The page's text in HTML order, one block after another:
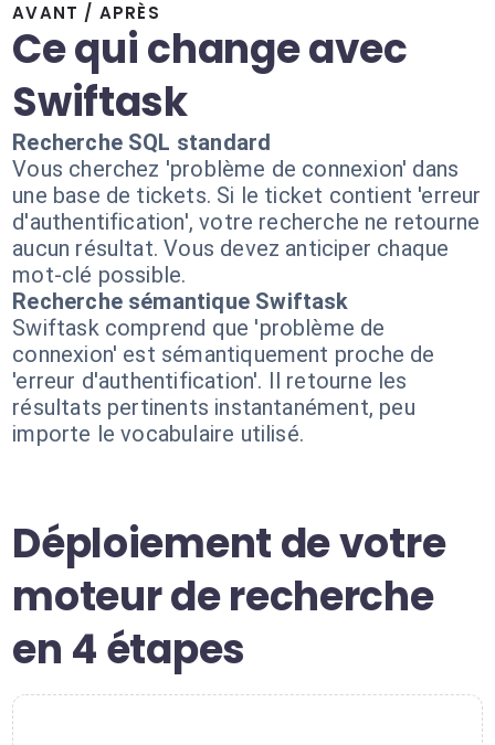
AVANT / APRÈS
Ce qui change avec
Swiftask
Recherche SQL standard
Vous cherchez 'problème de connexion' dans
une base de tickets. Si le ticket contient 'erreur
d'authentification', votre recherche ne retourne
aucun résultat. Vous devez anticiper chaque
mot-clé possible.
Recherche sémantique Swiftask
Swiftask comprend que 'problème de
connexion' est sémantiquement proche de
'erreur d'authentification'. Il retourne les
résultats pertinents instantanément, peu
importe le vocabulaire utilisé.
Déploiement de votre
moteur de recherche
en 4 étapes